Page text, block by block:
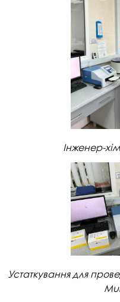
Інженер-
Устаткування для